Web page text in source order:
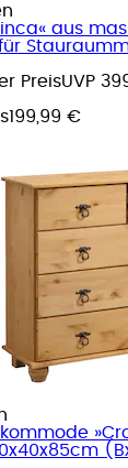
aus
PreisUVP
199,99 €